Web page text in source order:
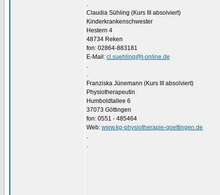
.
Claudia Sühling (Kurs III absolviert)
Kinderkrankenschwester
Hestern 4
48734 Reken
fon: 02864-883181
E-Mail: cl.suehling@t-online.de
.
.
Franziska Jünemann (Kurs III absolviert)
Physiotherapeutin
Humboldtallee 6
37073 Göttingen
fon: 0551 - 485464
Web: www.kg-physiotherapie-goettingen.de
.
.